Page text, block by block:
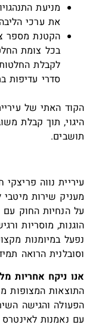
מניעת
את ערכי
הקטנת מספר
בכל צומת
לקבלת
סדרי עדיפות
הקוד האתי של
היגוי, תוך קבלת
תושבים.
עיריית נווה
מעניק שירות
על הנחיות החוק עם
הוגנות, מוסריות
נפעל במיומנות
וסובלנית הרואה
אנו ניקח אחריות
התוצאות המצופות
הפעולה והגישה
עם נאמנות